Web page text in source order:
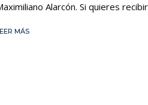
Alarcón. Si quieres
MÁS